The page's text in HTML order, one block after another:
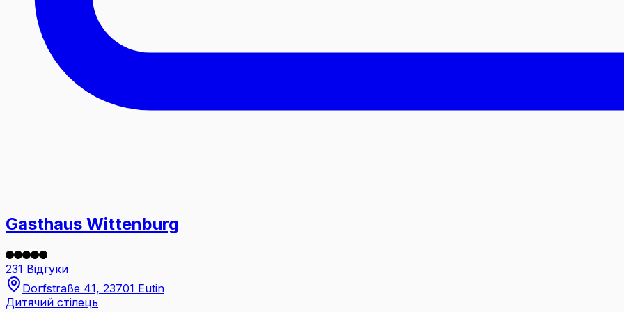
Gasthaus Wittenburg
231 Відгуки
Dorfstraße 41, 23701 Eutin
Дитячий стілець